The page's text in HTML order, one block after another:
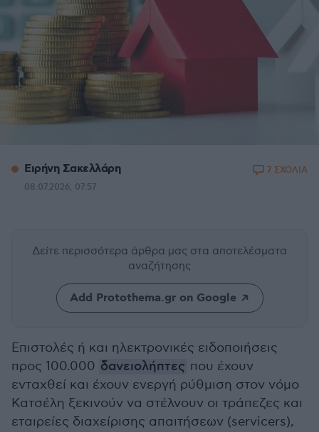
Ειρήνη Σακελλάρη
08.07.2026, 07:57
7 ΣΧΟΛΙΑ
Δείτε περισσότερα άρθρα μας στα αποτελέσματα
αναζήτησης
Add Protothema.gr on Google
Επιστολές ή και ηλεκτρονικές ειδοποιήσεις
προς 100.000 δανειολήπτες που έχουν
ενταχθεί και έχουν ενεργή ρύθμιση στον νόμο
Κατσέλη ξεκινούν να στέλνουν οι τράπεζες και
εταιρείες διαχείρισης απαιτήσεων (servicers),